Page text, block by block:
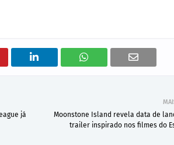
Moonstone Island revela data de
trailer inspirado nos filmes do
já